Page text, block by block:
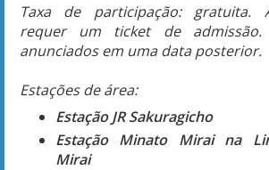
Taxa de participação: gratuita.
requer um ticket de admissão.
anunciados em uma data posterior.
Estações de área:
Estação JR Sakuragicho
Estação Minato Mirai na
Mirai